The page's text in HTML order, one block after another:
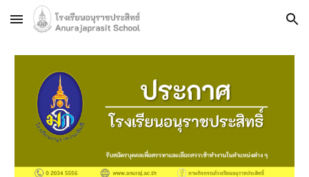
Skip to main content Skip to navigation